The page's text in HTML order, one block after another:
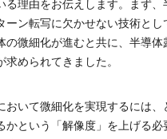
る理由をお伝えします。まず、
ーン転写に欠かせない技術とし
の微細化が進むと共に、半導体
められてきました。
おいて微細化を実現するには、
かという「解像度」を上げる必